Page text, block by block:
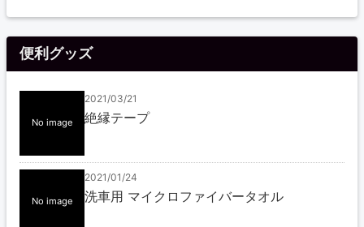
便利グッズ
No image
2021/03/21
絶縁テープ
No image
2021/01/24
洗車用 マイクロファイバータオル